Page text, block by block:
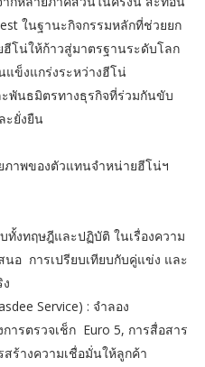
ในฐานะกิจกรรมหลักที่ช่วยยก
โน่ให้ก้าวสู่มาตรฐานระดับโลก
แข็งแกร่งระหว่างฮีโน่
พันธมิตรทางธุรกิจที่ร่วมกันขับ
ะยั่งยืน
าพของตัวแทนจำหน่ายฮีโน่ฯ
ทั้งทฤษฎีและปฏิบัติ ในเรื่องความ
อ การเปรียบเทียบกับคู่แข่ง และ
Service) : จำลอง
ารตรวจเช็ก Euro 5, การสื่อสาร
ร้างความเชื่อมั่นให้ลูกค้า